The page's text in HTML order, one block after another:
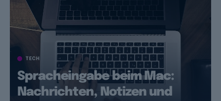
TECH
Spracheingabe beim Mac:
Nachrichten, Notizen und